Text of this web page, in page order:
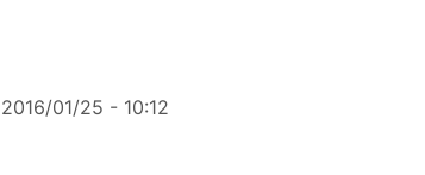
2016/01/25 - 10:12